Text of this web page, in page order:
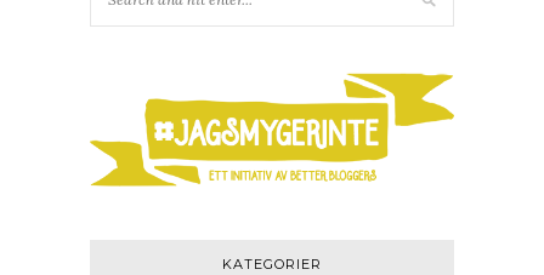
KATEGORIER